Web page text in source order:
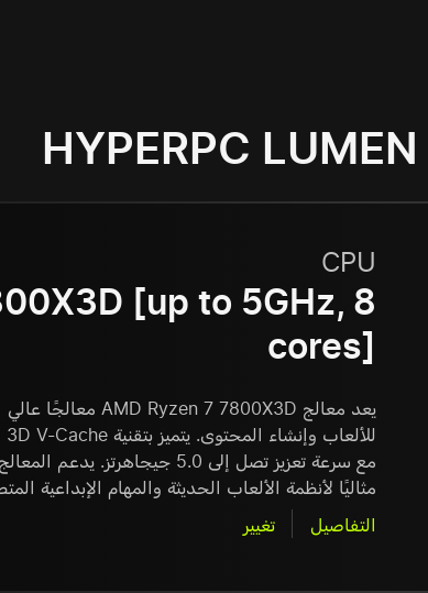
CPU
[up to 5GHz, 8
cores]
مثاليًا لأنظمة الألعاب الحديثة والمهام الإبداعية
التفاصيل
تغيير